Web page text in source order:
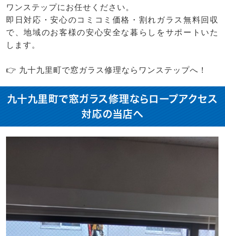
ワンステップにお任せください。
即日対応・安心のコミコミ価格・割れガラス無料回収
で、地域のお客様の安心安全な暮らしをサポートいた
します。
👉 九十九里町で窓ガラス修理ならワンステップへ！
九十九里町で窓ガラス修理ならロープアクセス
対応の当店へ